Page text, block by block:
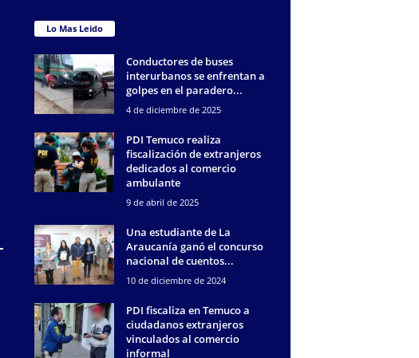
Lo Mas Leido
Conductores de buses
interurbanos se enfrentan a
golpes en el paradero...
4 de diciembre de 2025
PDI Temuco realiza
fiscalización de extranjeros
dedicados al comercio
ambulante
9 de abril de 2025
Una estudiante de La
Araucanía ganó el concurso
nacional de cuentos...
10 de diciembre de 2024
PDI fiscaliza en Temuco a
ciudadanos extranjeros
vinculados al comercio
informal